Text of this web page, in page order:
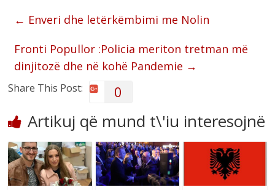
← Enveri dhe letërkëmbimi me Nolin
Fronti Popullor :Policia meriton tretman më
dinjitozë dhe në kohë Pandemie →
Share This Post: 0
Artikuj që mund t\'iu interesojnë